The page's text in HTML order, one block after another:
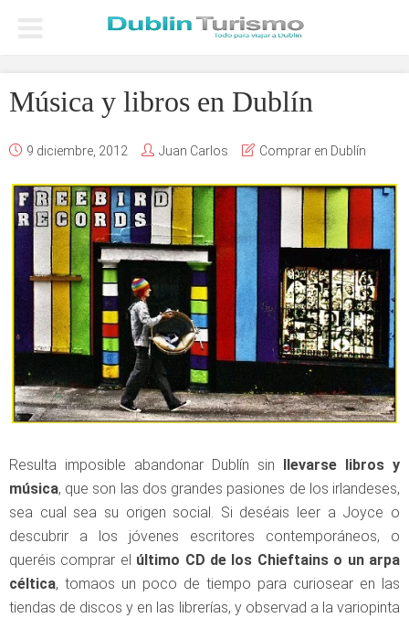
Música y libros en Dublín
9 diciembre, 2012 Juan Carlos Comprar en Dublín
Resulta imposible abandonar Dublín sin
llevarse libros y
música, que son las dos grandes pasiones de los irlandeses,
sea cual sea su origen social. Si deséais leer a Joyce o
descubrir a los jóvenes escritores contemporáneos, o
queréis comprar el último CD de los Chieftains o un arpa
céltica, tomaos un poco de tiempo para curiosear en las
tiendas de discos y en las librerías, y observad a la variopinta